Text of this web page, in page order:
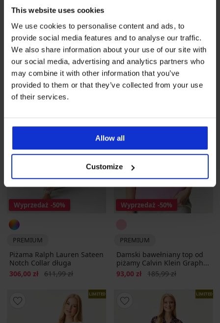
This website uses cookies
We use cookies to personalise content and ads, to
provide social media features and to analyse our traffic.
We also share information about your use of our site with
our social media, advertising and analytics partners who
may combine it with other information that you’ve
provided to them or that they’ve collected from your use
of their services.
Allow all
Customize
PREMIUM
Damska koszula nocna Ralph
Lauren Cotton Lawn krót...
444,99 zł
Piżama Ralph Lauren Woven
Lawn Notch Collar długa
Zniżka
324,50 złPierwotna cena
648,99 zł
Wyprzedaż -50%
PREMIUM
Piżama Ralph Lauren Sateen
Notch Collar długa
Zniżka
306,00 zł Pierwotna cena
611,99 zł
Wyprzedaż -50%
PREMIUM
Damski bawełniany top od
piżamy Calvin Klein Graph...
Zniżka
93,00 zł Pierwotna cena
185,99 zł
LIMITED LIMITED